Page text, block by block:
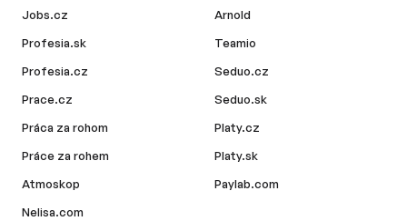
Jobs.cz
Profesia.sk
Profesia.cz
Prace.cz
Práca za rohom
Práce za rohem
Atmoskop
Nelisa.com
Arnold
Teamio
Seduo.cz
Seduo.sk
Platy.cz
Platy.sk
Paylab.com